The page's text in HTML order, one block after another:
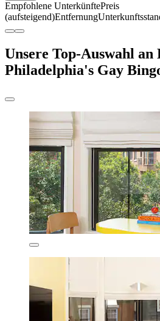
Empfohlene UnterkünftePreis
(aufsteigend)Entfernung
Unsere Top-Auswahl an
Philadelphia's Gay